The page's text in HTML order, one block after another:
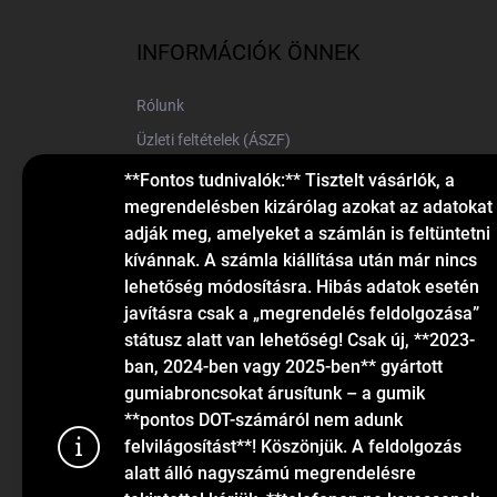
**Fontos tudnivalók:** Tisztelt vásárlók, a
megrendelésben kizárólag azokat az adatokat
adják meg, amelyeket a számlán is feltüntetni
kívánnak. A számla kiállítása után már nincs
lehetőség módosításra. Hibás adatok esetén
javításra csak a „megrendelés feldolgozása”
státusz alatt van lehetőség! Csak új, **2023-
ban, 2024-ben vagy 2025-ben** gyártott
gumiabroncsokat árusítunk – a gumik
**pontos DOT-számáról nem adunk
felvilágosítást**! Köszönjük. A feldolgozás
alatt álló nagyszámú megrendelésre
INFORMÁCIÓK ÖNNEK
Rólunk
Üzleti feltételek (ÁSZF)
Elérhetőségek
Blog
KAPCSOLAT
info@gumiok.hu